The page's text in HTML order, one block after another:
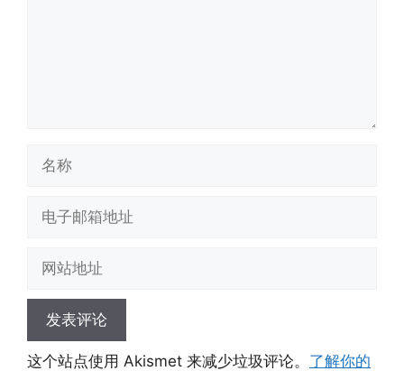
地
地
这个站点使用 Akismet 来减少垃圾评论。 了解你的